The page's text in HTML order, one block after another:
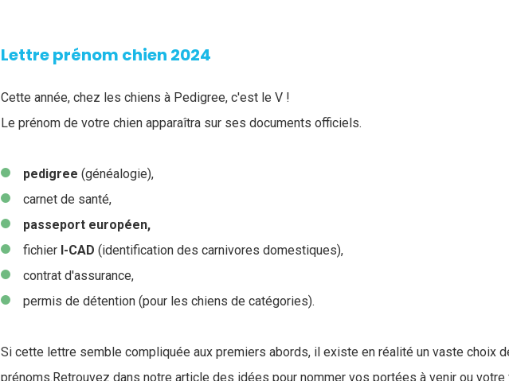
Lettre prénom chien 2024
Cette année, chez les chiens à Pedigree, c'est le V !
Le prénom de votre chien apparaîtra sur ses documents officiels.
pedigree (généalogie),
carnet de santé,
passeport européen,
fichier I-CAD (identification des carnivores domestiques),
contrat d'assurance,
permis de détention (pour les chiens de catégories).
Si cette lettre semble compliquée aux premiers abords, il existe en réalité un vaste choix
prénoms.Retrouvez dans notre article des idées pour nommer vos portées à venir ou votre